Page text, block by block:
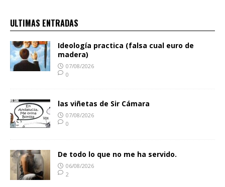
ULTIMAS ENTRADAS
Ideología practica (falsa cual euro de
madera)
07/08/2026
0
las viñetas de Sir Cámara
07/08/2026
0
De todo lo que no me ha servido.
06/08/2026
2